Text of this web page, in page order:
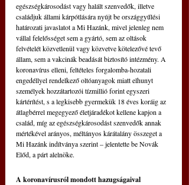
egészségkárosodást vagy halált szenvedők, illetve
családjuk állami kárpótlására nyújt be országgyűlési
határozati javaslatot a Mi Hazánk, mivel jelenleg nem
vállal felelősséget sem a gyártó, sem az oltások
felvételét közvetlenül vagy közvetve kötelezővé tevő
állam, sem a vakcinák beadását biztosító intézmény. A
koronavírus elleni, feltételes forgalomba-hozatali
engedéllyel rendelkező oltóanyagok miatt elhunyt
személyek hozzátartozói tízmillió forint egyszeri
kártérítést, s a legkisebb gyermekük 18 éves koráig az
átlagbérrel megegyező életjáradékot kellene kapjon a
család, míg az egészségkárosodást szenvedők annak
mértékével arányos, méltányos kárátalány összeget a
Mi Hazánk indítványa szerint – jelentette be Novák
Előd, a párt alelnöke.
A koronavírusról mondott hazugságaival